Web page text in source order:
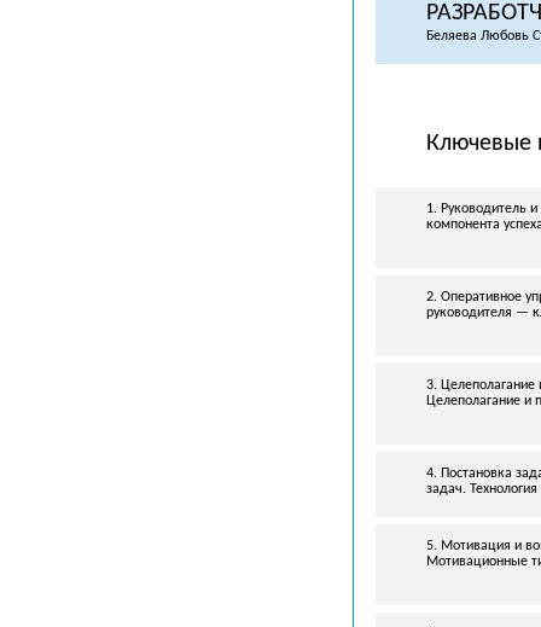
Беляева Любовь
Ключевые
1. Руководитель
компонента
2. Оперативное
руководителя —
3. Целеполагание
Целеполагание и
4. Постановка
задач.
5. Мотивация и
Мотивационные